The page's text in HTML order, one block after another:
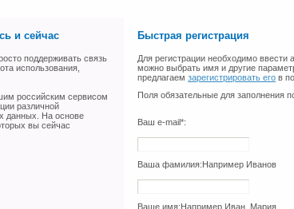
и сейчас
поддерживать связь
использования,
российским сервисом
различной
данных. На основе
вы сейчас
Быстрая регистрация
Для регистрации необходимо ввести
можно выбрать имя и другие
предлагаем зарегистрировать его в
Поля обязательные для заполнения
Ваш e-mail*:
Ваша фамилия: Например Иванов
Ваше имя: Например Иван, Мария